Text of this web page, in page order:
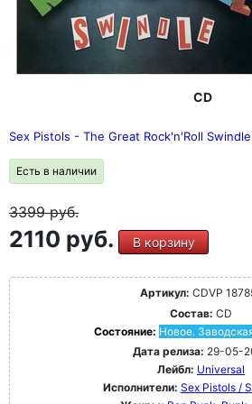
CD
Sex Pistols - The Great Rock'n'Roll
Есть в наличии
3399руб.
2110 руб. В корзину
Артикул: CDVP
Состав: CD
Состояние: Новое.
Дата релиза: 29-05-
Лейбл: Universal
Исполнители: Sex Pistols /